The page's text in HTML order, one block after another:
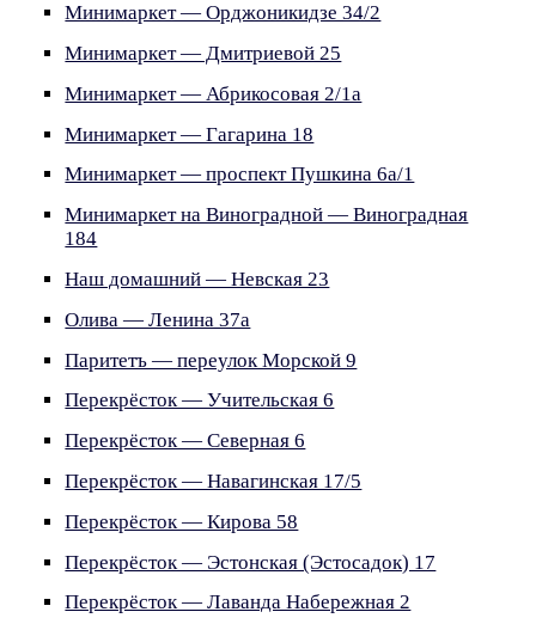
Минимаркет — Орджоникидзе 34/2
Минимаркет — Дмитриевой 25
Минимаркет — Абрикосовая 2/1а
Минимаркет — Гагарина 18
Минимаркет — проспект Пушкина 6а/1
Минимаркет на Виноградной — Виноградная
184
Наш домашний — Невская 23
Олива — Ленина 37а
Паритетъ — переулок Морской 9
Перекрёсток — Учительская 6
Перекрёсток — Северная 6
Перекрёсток — Навагинская 17/5
Перекрёсток — Кирова 58
Перекрёсток — Эстонская (Эстосадок) 17
Перекрёсток — Лаванда Набережная 2